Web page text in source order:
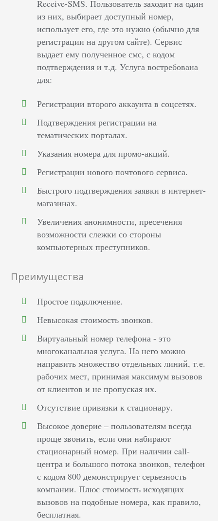
Receive-SMS. Пользователь заходит на один
из них, выбирает доступный номер,
использует его, где это нужно (обычно для
регистрации на другом сайте). Сервис
выдает ему полученное смс, с кодом
подтверждения и т.д. Услуга востребована
для:
Регистрации второго аккаунта в соцсетях.
Подтверждения регистрации на
тематических порталах.
Указания номера для промо-акций.
Регистрации нового почтового сервиса.
Быстрого подтверждения заявки в интернет-
магазинах.
Увеличения анонимности, пресечения
возможности слежки со стороны
компьютерных преступников.
Преимущества
Простое подключение.
Невысокая стоимость звонков.
Виртуальный номер телефона - это
многоканальная услуга. На него можно
направить множество отдельных линий, т.е.
рабочих мест, принимая максимум вызовов
от клиентов и не пропуская их.
Отсутствие привязки к стационару.
Высокое доверие – пользователям всегда
проще звонить, если они набирают
стационарный номер. При наличии call-
центра и большого потока звонков, телефон
с кодом 800 демонстрирует серьезность
компании. Плюс стоимость исходящих
вызовов на подобные номера, как правило,
бесплатная.